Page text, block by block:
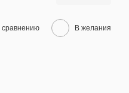
сравнению В желания